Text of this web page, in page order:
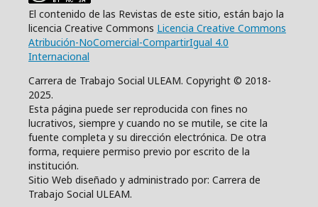
El contenido de las Revistas de este sitio, están bajo la
licencia Creative Commons Licencia Creative Commons
Atribución-NoComercial-CompartirIgual 4.0
Internacional
Carrera de Trabajo Social ULEAM. Copyright © 2018-
2025.
Esta página puede ser reproducida con fines no
lucrativos, siempre y cuando no se mutile, se cite la
fuente completa y su dirección electrónica. De otra
forma, requiere permiso previo por escrito de la
institución.
Sitio Web diseñado y administrado por: Carrera de
Trabajo Social ULEAM.